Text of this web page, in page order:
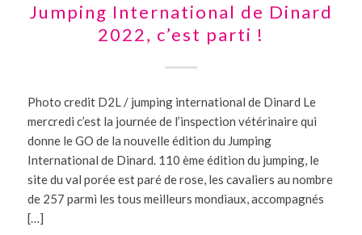
Jumping International de Dinard
2022, c’est parti !
Photo credit D2L / jumping international de Dinard Le
mercredi c’est la journée de l’inspection vétérinaire qui
donne le GO de la nouvelle édition du Jumping
International de Dinard. 110 ème édition du jumping, le
site du val porée est paré de rose, les cavaliers au nombre
de 257 parmi les tous meilleurs mondiaux, accompagnés
[…]